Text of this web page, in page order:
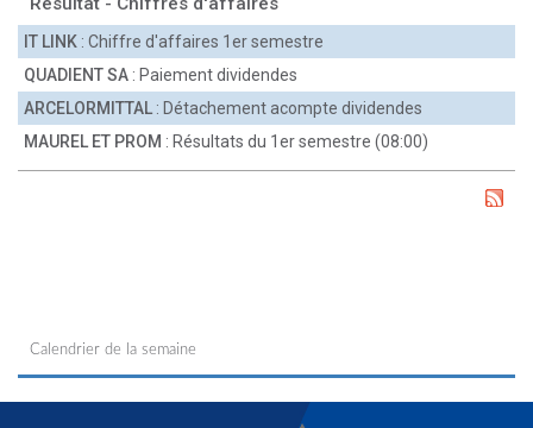
IT LINK : Chiffre d'affaires 1er semestre
QUADIENT SA : Paiement dividendes
ARCELORMITTAL : Détachement acompte dividendes
MAUREL ET PROM : Résultats du 1er semestre (08:00)
Calendrier de la semaine